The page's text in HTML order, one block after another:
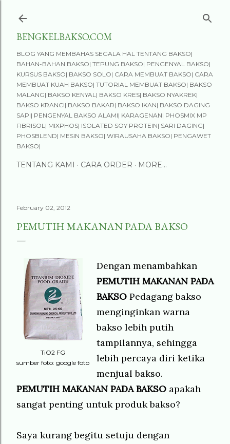
BENGKELBAKSO.COM
BLOG YANG MEMBAHAS SEGALA HAL TENTANG BAKSO|
BAHAN-BAHAN BAKSO| TEPUNG BAKSO| PENGENYAL BAKSO|
KURSUS BAKSO| BAKSO SOLO| CARA MEMBUAT BAKSO| CARA
MEMBUAT KUAH BAKSO| TUTORIAL MEMBUAT BAKSO| BAKSO
MALANG| BAKSO KENYAL| BAKSO KRES| BAKSO NYAKREK|
BAKSO KRANCI| BAKSO BAKAR| BAKSO IKAN| BAKSO DAGING
SAPI| PENGENYAL BAKSO ALAMI| KARAGENAN| PHOSMIX MP
FIBRISOL| MIXPHOS| ISOLATED SOY PROTEIN| SARI DAGING|
PHOSBLEND| MESIN BAKSO| WIRAUSAHA BAKSO| PENGAWET
BAKSO|
TENTANG KAMI CARA ORDER MORE…
February 02, 2012
PEMUTIH MAKANAN PADA BAKSO
TiO2 FG
sumber foto: google foto
Dengan menambahkan
PEMUTIH MAKANAN PADA
BAKSO Pedagang bakso
menginginkan warna
bakso lebih putih
tampilannya, sehingga
lebih percaya diri ketika
menjual bakso.
PEMUTIH MAKANAN PADA BAKSO apakah
sangat penting untuk produk bakso?
Saya kurang begitu setuju dengan